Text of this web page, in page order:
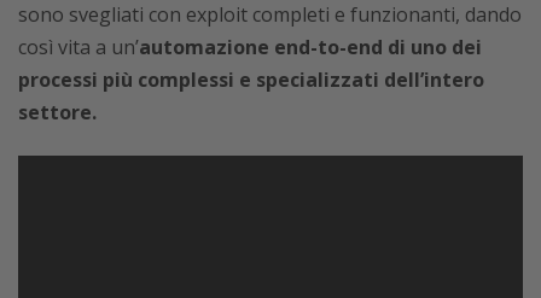
sono svegliati con exploit completi e funzionanti, dando
così vita a un’automazione end-to-end di uno dei
processi più complessi e specializzati dell’intero
settore.